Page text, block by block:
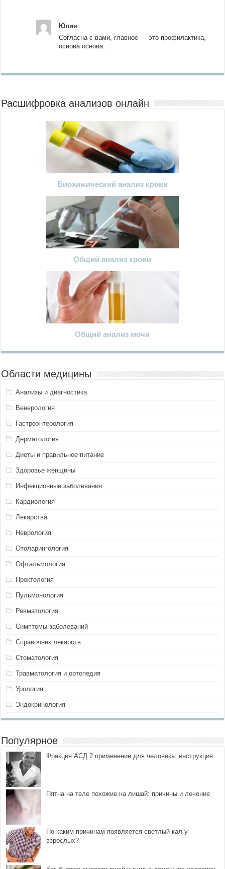
Юлия
Согласна с вами, главное — это профилактика,
основа основа.
Расшифровка анализов онлайн
Биохимический анализ крови
Общий анализ крови
Общий анализ мочи
Области медицины
Анализы и диагностика
Венерология
Гастроэнтерология
Дерматология
Диеты и правильное питание
Здоровье женщины
Инфекционные заболевания
Кардиология
Лекарства
Неврология
Отоларингология
Офтальмология
Проктология
Пульмонология
Ревматология
Симптомы заболеваний
Справочник лекарств
Стоматология
Травматология и ортопедия
Урология
Эндокринология
Популярное
Фракция АСД 2 применение для человека: инструкция
Пятна на теле похожие на лишай: причины и лечение
По каким причинам появляется светлый кал у
взрослых?